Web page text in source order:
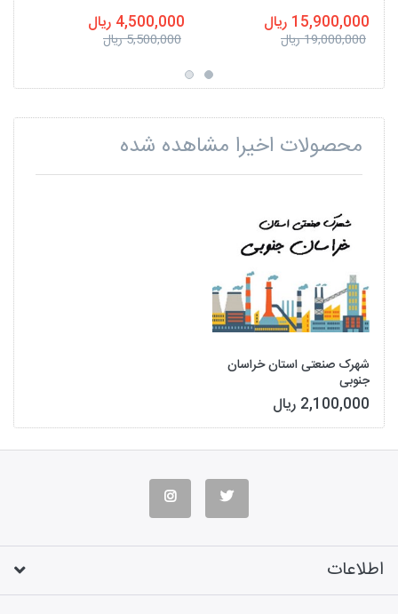
15,900,000 ریال
19,000,000 ریال
4,500,000 ریال
5,500,000 ریال
محصولات اخیرا مشاهده شده
شهرک صنعتی استان خراسان
جنوبی
2,100,000 ریال
اطلاعات